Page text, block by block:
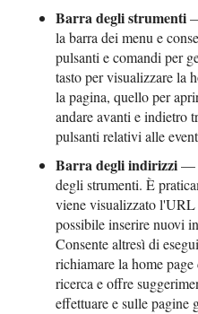
Barra degli strumenti
la barra dei menu e
pulsanti e comandi per
tasto per visualizzare la
la pagina, quello per
andare avanti e indietro
pulsanti relativi alle
Barra degli indirizzi—
degli strumenti. È
viene visualizzato l'URL
possibile inserire nuovi
Consente altresì di
richiamare la home
ricerca e offre
effettuare e sulle pagine